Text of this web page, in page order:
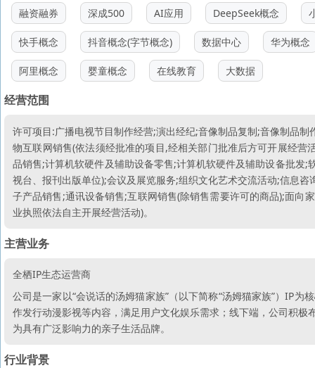
融资融券 深成500 AI应用 DeepSeek概念
快手概念 抖音概念(字节概念) 数据中心 华为概念
阿里概念 婴童概念 在线教育 大数据
经营范围
许可项目:广播电视节目制作经营;演出经纪;音像制品复制;音像制品
物互联网销售(依法须经批准的项目,经相关部门批准后方可开展经
品销售;计算机软硬件及辅助设备零售;计算机软硬件及辅助设备批发
视台、报刊出版单位);会议及展览服务;组织文化艺术交流活动;信息
子产品销售;通讯设备销售;互联网销售(除销售需要许可的商品);面向
业执照依法自主开展经营活动)。
主营业务
全栖IP生态运营商
公司是一家以“会说话的汤姆猫家族”（以下简称“汤姆猫家族”）IP
作发行动漫影视等内容，满足用户文化娱乐需求；线下端，公司积
为具有广泛影响力的亲子生活品牌。
行业背景